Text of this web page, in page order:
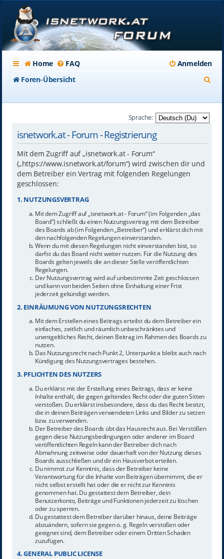
Home FAQ
Anmelden
Foren-Übersicht
Sprache:
isnetwork.at - Forum - Registrierung
Mit dem Zugriff auf „isnetwork.at - Forum“
(„https://www.isnetwork.at/forum“) wird zwischen dir und
dem Betreiber ein Vertrag mit folgenden Regelungen
geschlossen:
1. NUTZUNGSVERTRAG
Mit dem Zugriff auf „isnetwork.at - Forum“ (im Folgenden „das
Board“) schließt du einen Nutzungsvertrag mit dem Betreiber
des Boards ab (im Folgenden „Betreiber“) und erklärst dich mit
den nachfolgenden Regelungen einverstanden.
Wenn du mit diesen Regelungen nicht einverstanden bist, so
darfst du das Board nicht weiter nutzen. Für die Nutzung des
Boards gelten jeweils die an dieser Stelle veröffentlichten
Regelungen.
Der Nutzungsvertrag wird auf unbestimmte Zeit geschlossen
und kann von beiden Seiten ohne Einhaltung einer Frist
jederzeit gekündigt werden.
2. EINRÄUMUNG VON NUTZUNGSRECHTEN
Mit dem Erstellen eines Beitrags erteilst du dem Betreiber ein
einfaches, zeitlich und räumlich unbeschränktes und
unentgeltliches Recht, deinen Beitrag im Rahmen des Boards zu
nutzen.
Das Nutzungsrecht nach Punkt 2, Unterpunkt a bleibt auch nach
Kündigung des Nutzungsvertrages bestehen.
3. PFLICHTEN DES NUTZERS
Du erklärst mit der Erstellung eines Beitrags, dass er keine
Inhalte enthält, die gegen geltendes Recht oder die guten Sitten
verstoßen. Du erklärst insbesondere, dass du das Recht besitzt,
die in deinen Beiträgen verwendeten Links und Bilder zu setzen
bzw. zu verwenden.
Der Betreiber des Boards übt das Hausrecht aus. Bei Verstößen
gegen diese Nutzungsbedingungen oder anderer im Board
veröffentlichten Regeln kann der Betreiber dich nach
Abmahnung zeitweise oder dauerhaft von der Nutzung dieses
Boards ausschließen und dir ein Hausverbot erteilen.
Du nimmst zur Kenntnis, dass der Betreiber keine
Verantwortung für die Inhalte von Beiträgen übernimmt, die er
nicht selbst erstellt hat oder die er nicht zur Kenntnis
genommen hat. Du gestattest dem Betreiber, dein
Benutzerkonto, Beiträge und Funktionen jederzeit zu löschen
oder zu sperren.
Du gestattest dem Betreiber darüber hinaus, deine Beiträge
abzuändern, sofern sie gegen o. g. Regeln verstoßen oder
geeignet sind, dem Betreiber oder einem Dritten Schaden
zuzufügen.
4. GENERAL PUBLIC LICENSE